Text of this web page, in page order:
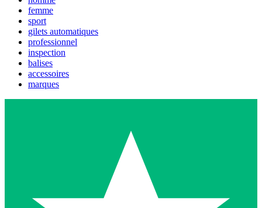
femme
sport
gilets automatiques
professionnel
inspection
balises
accessoires
marques